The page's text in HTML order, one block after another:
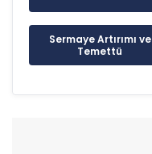
Sermaye Artırımı ve
Temettü